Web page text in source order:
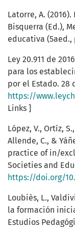
Latorre, A.
Bisquerra (Ed.),
educativa (5aed.,
Ley 20.911 de
para los
por el Estado. 28
https://
Links ]
López, V., Ortíz,
Allende, C., &
practice of in/
Societies and
https://doi.org/
Loubiès, L.,
la formación
Estudios